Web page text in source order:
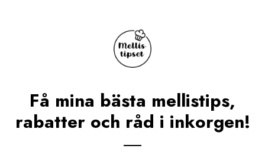
Få mina bästa mellistips,
rabatter och råd i inkorgen!